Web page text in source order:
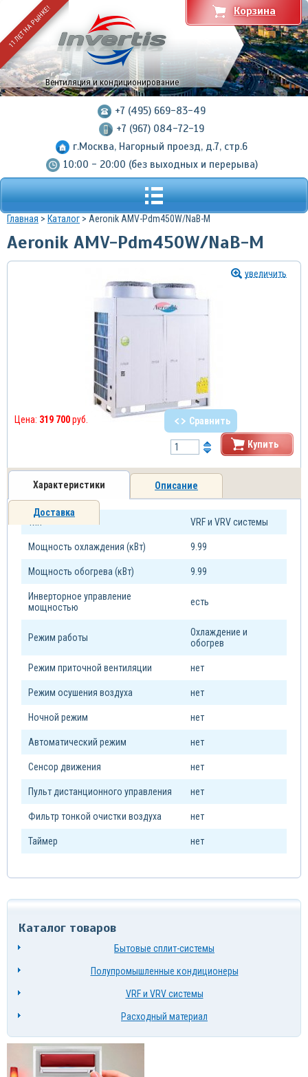
11 ЛЕТ НА РЫНКЕ!
Вентиляция и кондиционирование
+7 (495) 669-83-49
+7 (967) 084-72-19
г.Москва, Нагорный проезд, д.7, стр.6
10:00 - 20:00 (без выходных и перерыва)
Корзина
Главная > Каталог > Aeronik AMV-Pdm450W/NaB-M
Aeronik AMV-Pdm450W/NaB-M
увеличить
Цена: 319 700руб. Сравнить
Купить
Характеристики Описание
Доставка
VRF и VRV системы
Мощность охлаждения (кВт) 9.99
Мощность обогрева (кВт) 9.99
Инверторное управление
мощностью
есть
Режим работы
Охлаждение и
обогрев
Режим приточной вентиляции нет
Режим осушения воздуха нет
Ночной режим нет
Автоматический режим нет
Сенсор движения нет
Пульт дистанционного управления нет
Фильтр тонкой очистки воздуха нет
Таймер нет
Каталог товаров
Бытовые сплит-системы
Полупромышленные кондиционеры
VRF и VRV системы
Расходный материал